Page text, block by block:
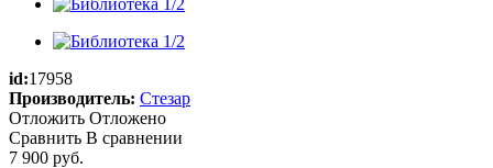
id:17958
Производитель: Стезар
Отложить Отложено
Сравнить В сравнении
7 900 руб.